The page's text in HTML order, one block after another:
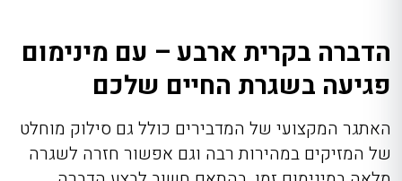
הדברה בקרית ארבע – עם מינימום
פגיעה בשגרת החיים שלכם
האתגר המקצועי של המדבירים כולל גם סילוק מוחלט
של המזיקים במהירות רבה וגם אפשור חזרה לשגרה